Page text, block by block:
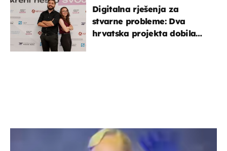
Digitalna rješenja za
stvarne probleme: Dva
hrvatska projekta dobila